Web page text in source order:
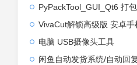
PyPackTool_GUI_Qt6 打
VivaCut解锁高级版 安卓手机专
电脑 USB摄像头工具
闲鱼自动发货系统/自动回